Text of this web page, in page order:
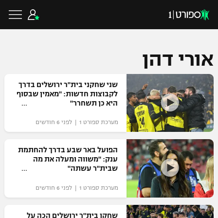
כדורגל ישראלי
ליגת העל
גביע הטוטו
ליגיונרים
גביע המדינה
כדורגל עולמי
ליגת האלופות
ליגה אירופית
ליגה אנגלית
כדורסל ישראלי
ליגת ווינר סל
ליגה לאומית
כדורסל עולמי
NBA
אורי דהן
שני שחקני בית"ר ירושלים בדרך
לקבוצות חדשות: "מאמין שבסוף
היא כן תשחרר"
מערכת ספורט 1 | לפני 6 חודשים
הפועל באר שבע בדרך להחתמת
ענק: "משווה ומעלה את מה
שבית"ר עשתה"
מערכת ספורט 1 | לפני 6 חודשים
שחקן בית"ר ירושלים הכה על